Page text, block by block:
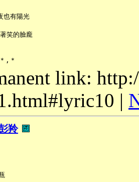
也有陽光
笑的臉龐
link:
|
羚